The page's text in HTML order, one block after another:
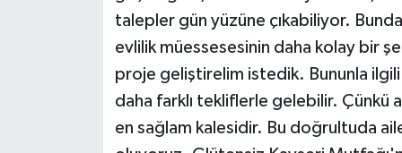
talepler gün yüzüne çıkabiliyor.
evlilik müessesesinin daha kolay bir
proje geliştirelim istedik. Bununla
daha farklı tekliflerle gelebilir. Çünkü
en sağlam kalesidir. Bu doğrultuda